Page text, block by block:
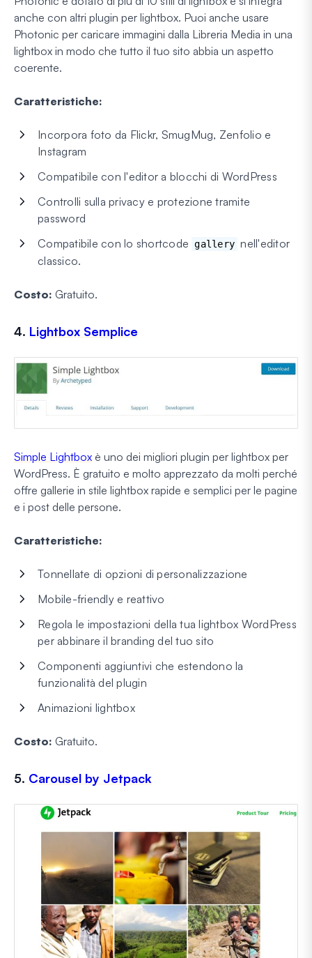
anche con altri plugin per lightbox. Puoi anche usare
Photonic per caricare immagini dalla Libreria Media in una
lightbox in modo che tutto il tuo sito abbia un aspetto
coerente.
Caratteristiche:
Incorpora foto da Flickr, SmugMug, Zenfolio e
Instagram
Compatibile con l'editor a blocchi di WordPress
Controlli sulla privacy e protezione tramite
password
Compatibile con lo shortcode gallery nell'editor
classico.
Costo: Gratuito.
4. Lightbox Semplice
Simple Lightbox è uno dei migliori plugin per lightbox per
WordPress. È gratuito e molto apprezzato da molti perché
offre gallerie in stile lightbox rapide e semplici per le pagine
e i post delle persone.
Caratteristiche:
Tonnellate di opzioni di personalizzazione
Mobile-friendly e reattivo
Regola le impostazioni della tua lightbox WordPress
per abbinare il branding del tuo sito
Componenti aggiuntivi che estendono la
funzionalità del plugin
Animazioni lightbox
Costo: Gratuito.
5. Carousel by Jetpack